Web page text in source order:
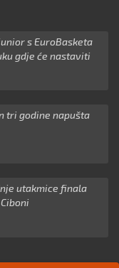
s EuroBasketa
gdje će nastaviti
tri godine napušta
utakmice finala